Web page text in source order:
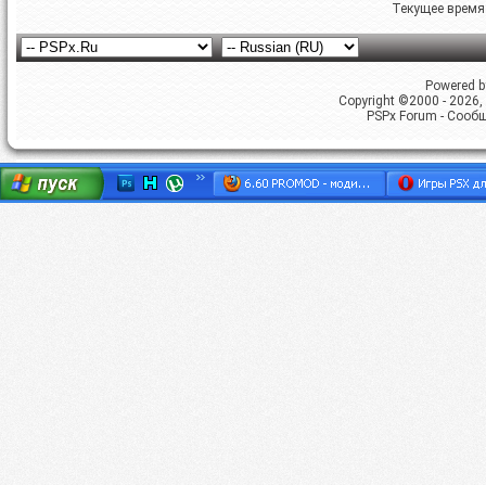
Текущее
Powered
Copyright ©2000 -
PSPx Forum -